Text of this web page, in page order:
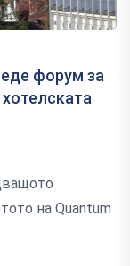
форум за
на Quantum